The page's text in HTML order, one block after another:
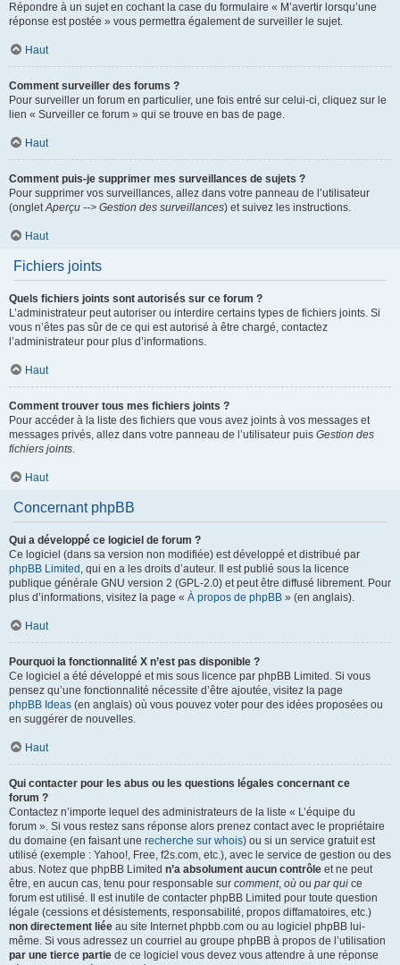
Répondre à un sujet en cochant la case du formulaire « M’avertir lorsqu’une
réponse est postée » vous permettra également de surveiller le sujet.
Haut
Comment surveiller des forums ?
Pour surveiller un forum en particulier, une fois entré sur celui-ci, cliquez sur le
lien « Surveiller ce forum » qui se trouve en bas de page.
Haut
Comment puis-je supprimer mes surveillances de sujets ?
Pour supprimer vos surveillances, allez dans votre panneau de l’utilisateur
(ongletAperçu --> Gestion des surveillances) et suivez les instructions.
Haut
Fichiers joints
Quels fichiers joints sont autorisés sur ce forum ?
L’administrateur peut autoriser ou interdire certains types de fichiers joints. Si
vous n’êtes pas sûr de ce qui est autorisé à être chargé, contactez
l’administrateur pour plus d’informations.
Haut
Comment trouver tous mes fichiers joints ?
Pour accéder à la liste des fichiers que vous avez joints à vos messages et
messages privés, allez dans votre panneau de l’utilisateur puis Gestion des
fichiers joints.
Haut
Concernant phpBB
Qui a développé ce logiciel de forum ?
Ce logiciel (dans sa version non modifiée) est développé et distribué par
phpBB Limited , qui en a les droits d’auteur. Il est publié sous la licence
publique générale GNU version 2 (GPL-2.0) et peut être diffusé librement. Pour
plus d’informations, visitez la page « À propos de phpBB » (en anglais).
Haut
Pourquoi la fonctionnalité X n’est pas disponible ?
Ce logiciel a été développé et mis sous licence par phpBB Limited. Si vous
pensez qu’une fonctionnalité nécessite d’être ajoutée, visitez la page
phpBB Ideas (en anglais) où vous pouvez voter pour des idées proposées ou
en suggérer de nouvelles.
Haut
Qui contacter pour les abus ou les questions légales concernant ce
forum ?
Contactez n’importe lequel des administrateurs de la liste « L’équipe du
forum ». Si vous restez sans réponse alors prenez contact avec le propriétaire
du domaine (en faisant une recherche sur whois) ou si un service gratuit est
utilisé (exemple : Yahoo!, Free, f2s.com, etc.), avec le service de gestion ou des
abus. Notez que phpBB Limited n’a absolument aucun contrôle et ne peut
être, en aucun cas, tenu pour responsable sur comment, où ou par qui ce
forum est utilisé. Il est inutile de contacter phpBB Limited pour toute question
légale (cessions et désistements, responsabilité, propos diffamatoires, etc.)
non directement liée au site Internet phpbb.com ou au logiciel phpBB lui-
même. Si vous adressez un courriel au groupe phpBB à propos de l’utilisation
par une tierce partie de ce logiciel vous devez vous attendre à une réponse